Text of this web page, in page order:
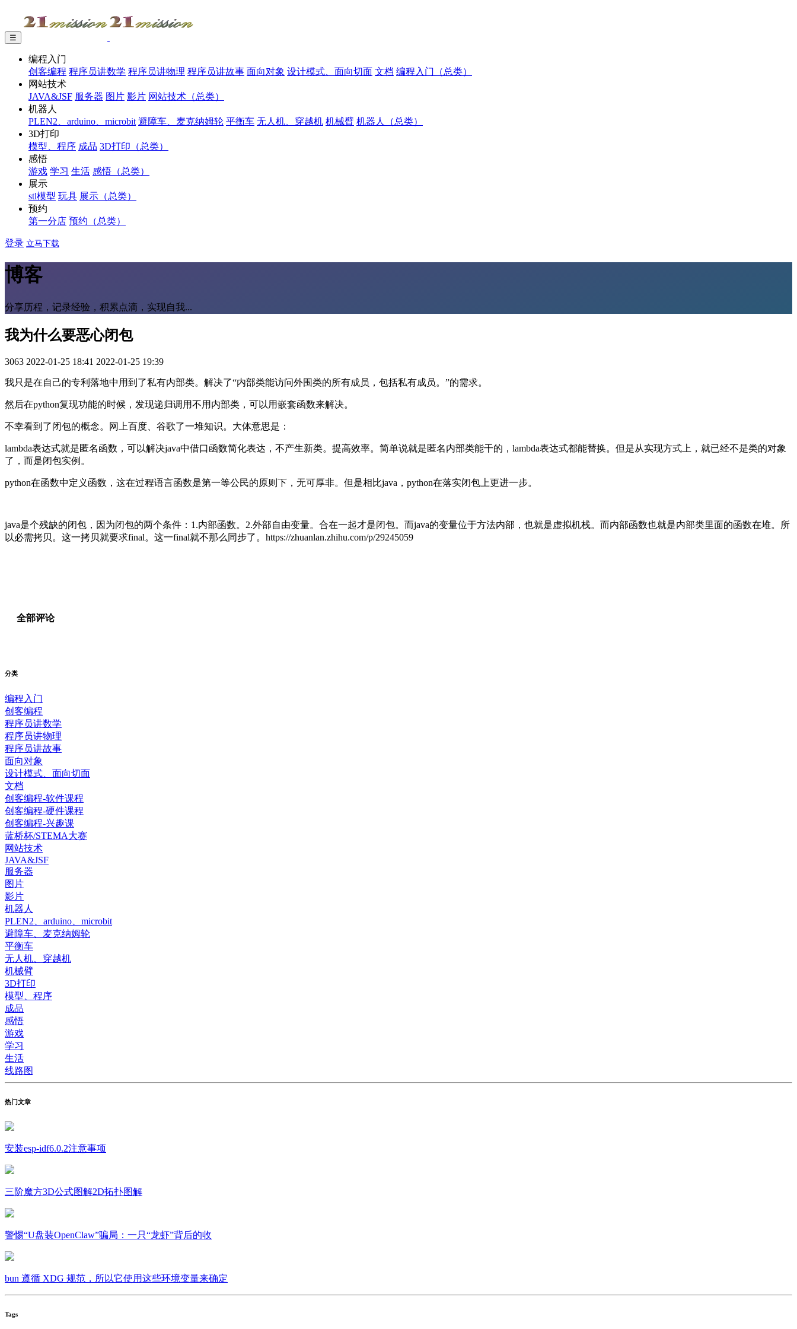
☰
编程入门
创客编程 程序员讲数学 程序员讲物理 程序员讲故事 面向对象 设计模式、面向切面 文档 编程入门（总类）
网站技术
JAVA&JSF 服务器 图片 影片 网站技术（总类）
机器人
PLEN2、arduino、microbit 避障车、麦克纳姆轮 平衡车 无人机、穿越机 机械臂 机器人（总类）
3D打印
模型、程序 成品 3D打印（总类）
感悟
游戏 学习 生活 感悟（总类）
展示
stl模型 玩具 展示（总类）
预约
第一分店 预约（总类）
登录 立马下载
博客
分享历程，记录经验，积累点滴，实现自我...
我为什么要恶心闭包
3063 2022-01-25 18:41 2022-01-25 19:39
我只是在自己的专利落地中用到了私有内部类。解决了“内部类能访问外围类的所有成员，包括私有成员。”的需求。
然后在python复现功能的时候，发现递归调用不用内部类，可以用嵌套函数来解决。
不幸看到了闭包的概念。网上百度、谷歌了一堆知识。大体意思是：
lambda表达式就是匿名函数，可以解决java中借口函数简化表达，不产生新类。提高效率。简单说就是匿名内部类能干的，lambda表达式都能替换。但是从实现方式上，就已经不是类的对象
了，而是闭包实例。
python在函数中定义函数，这在过程语言函数是第一等公民的原则下，无可厚非。但是相比java，python在落实闭包上更进一步。
java是个残缺的闭包，因为闭包的两个条件：1.内部函数。2.外部自由变量。合在一起才是闭包。而java的变量位于方法内部，也就是虚拟机栈。而内部函数也就是内部类里面的函数在堆。所
以必需拷贝。这一拷贝就要求final。这一final就不那么同步了。https://zhuanlan.zhihu.com/p/29245059
全部评论
分类
编程入门
创客编程
程序员讲数学
程序员讲物理
程序员讲故事
面向对象
设计模式、面向切面
文档
创客编程-软件课程
创客编程-硬件课程
创客编程-兴趣课
蓝桥杯/STEMA大赛
网站技术
JAVA&JSF
服务器
图片
影片
机器人
PLEN2、arduino、microbit
避障车、麦克纳姆轮
平衡车
无人机、穿越机
机械臂
3D打印
模型、程序
成品
感悟
游戏
学习
生活
线路图
热门文章
安装esp-idf6.0.2注意事项
三阶魔方3D公式图解2D拓扑图解
警惕“U盘装OpenClaw”骗局：一只“龙虾”背后的收
bun 遵循 XDG 规范，所以它使用这些环境变量来确定
Tags